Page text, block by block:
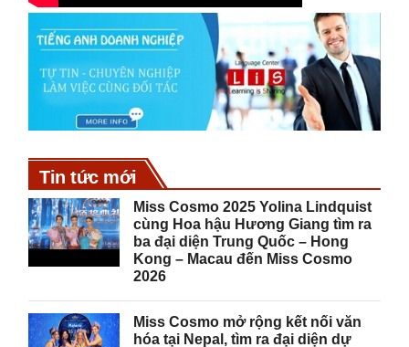
Tin tức mới
Miss Cosmo 2025 Yolina Lindquist
cùng Hoa hậu Hương Giang tìm ra
ba đại diện Trung Quốc – Hong
Kong – Macau đến Miss Cosmo
2026
Miss Cosmo mở rộng kết nối văn
hóa tại Nepal, tìm ra đại diện dự